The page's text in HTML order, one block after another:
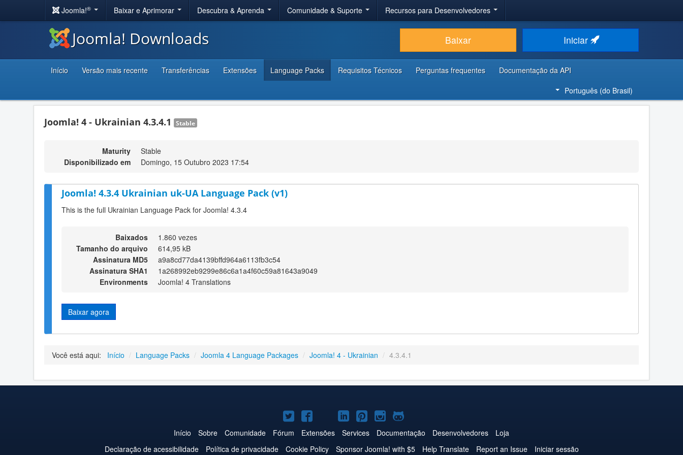
Joomla!® Baixar e Aprimorar Descubra & Aprenda Comunidade & Suporte Recursos para Desenvolvedores
Joomla! Downloads Baixar Iniciar
Início Versão mais recente Transferências Extensões Language Packs Requisitos Técnicos Perguntas frequentes
Documentação da API
Português (do Brasil)
Joomla! 4 - Ukrainian 4.3.4.1 Stable
Maturity
Stable
Disponibilizado em
Domingo, 15 Outubro 2023 17:54
Joomla! 4.3.4 Ukrainian uk-UA Language Pack (v1)
This is the full Ukrainian Language Pack for Joomla! 4.3.4
Baixados
1.860 vezes
Tamanho do arquivo
614,95 kB
Assinatura MD5
a9a8cd77da4139bffd964a6113fb3c54
Assinatura SHA1
1a268992eb9299e86c6a1a4f60c59a81643a9049
Environments
Joomla! 4 Translations
Baixar agora
Você está aqui: Início / Language Packs / Joomla 4 Language Packages / Joomla! 4 - Ukrainian / 4.3.4.1
Joomla!
no
Twitter
Joomla!
no
Facebook
Joomla!
no
YouTube
Joomla!
no
LinkedIn
Joomla!
no
Pinterest
Joomla!
no
Instagram
Joomla!
no
GitHub
Início Sobre Comunidade Fórum Extensões Services Documentação Desenvolvedores
Loja
Declaração de acessibilidade
Política de privacidade Cookie Policy Sponsor Joomla! with $5 Help Translate Report an Issue Iniciar sessão